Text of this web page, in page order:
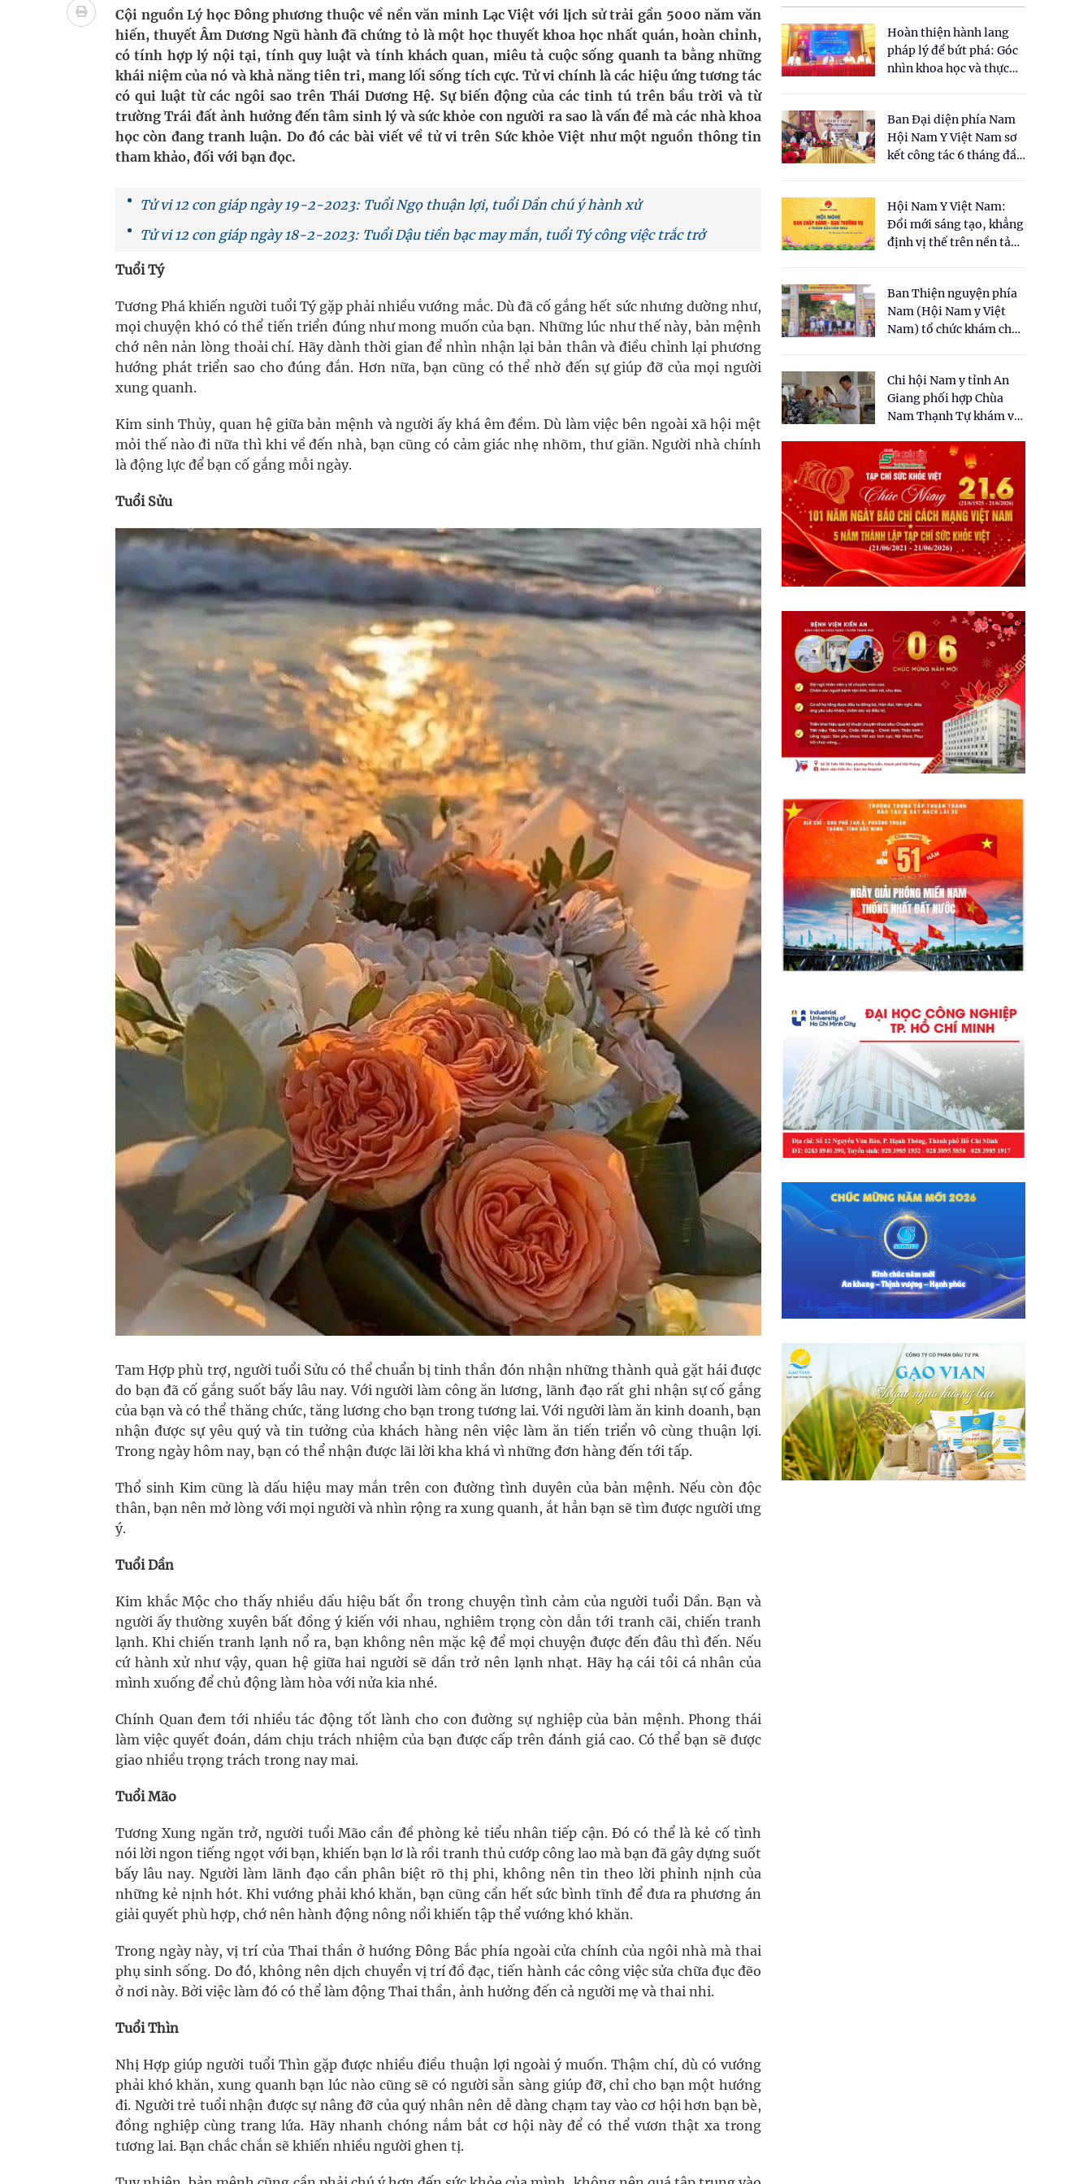
cầu
Ung thư thận: Nguy hiểm vì tiến triển quá âm thầm
Nhiều chuỗi hoạt động lớn được diễn ra tại Lễ hội sầu riêng 2026
Tiếp tục rà soát, triển khai các nhiệm vụ trong lĩnh vực cấp cứu, điều trị đột quỵ
Súp lơ xanh mang đến hy vọng mới trong phòng ngừa ung thư
Quan Bằng Chứng Dược Lý Và Cơ Chế Phân Tử
Cội nguồn Lý học Đông phương thuộc về nền văn minh Lạc Việt với lịch sử trải gần 5000 năm văn
hiến, thuyết Âm Dương Ngũ hành đã chứng tỏ là một học thuyết khoa học nhất quán, hoàn chỉnh,
có tính hợp lý nội tại, tính quy luật và tính khách quan, miêu tả cuộc sống quanh ta bằng những
khái niệm của nó và khả năng tiên tri, mang lối sống tích cực. Tử vi chính là các hiệu ứng tương tác
có qui luật từ các ngôi sao trên Thái Dương Hệ. Sự biến động của các tinh tú trên bầu trời và từ
trường Trái đất ảnh hưởng đến tâm sinh lý và sức khỏe con người ra sao là vấn đề mà các nhà khoa
học còn đang tranh luận. Do đó các bài viết về tử vi trên Sức khỏe Việt như một nguồn thông tin
tham khảo, đối với bạn đọc.
Tử vi 12 con giáp ngày 19-2-2023: Tuổi Ngọ thuận lợi, tuổi Dần chú ý hành xử
Tử vi 12 con giáp ngày 18-2-2023: Tuổi Dậu tiền bạc may mắn, tuổi Tý công việc trắc trở
Tuổi Tý
Tương Phá khiến người tuổi Tý gặp phải nhiều vướng mắc. Dù đã cố gắng hết sức nhưng dường như,
mọi chuyện khó có thể tiến triển đúng như mong muốn của bạn. Những lúc như thế này, bản mệnh
chớ nên nản lòng thoải chí. Hãy dành thời gian để nhìn nhận lại bản thân và điều chỉnh lại phương
hướng phát triển sao cho đúng đắn. Hơn nữa, bạn cũng có thể nhờ đến sự giúp đỡ của mọi người
xung quanh.
Kim sinh Thủy, quan hệ giữa bản mệnh và người ấy khá êm đềm. Dù làm việc bên ngoài xã hội mệt
mỏi thế nào đi nữa thì khi về đến nhà, bạn cũng có cảm giác nhẹ nhõm, thư giãn. Người nhà chính
là động lực để bạn cố gắng mỗi ngày.
Tuổi Sửu
Tam Hợp phù trợ, người tuổi Sửu có thể chuẩn bị tinh thần đón nhận những thành quả gặt hái được
do bạn đã cố gắng suốt bấy lâu nay. Với người làm công ăn lương, lãnh đạo rất ghi nhận sự cố gắng
của bạn và có thể thăng chức, tăng lương cho bạn trong tương lai. Với người làm ăn kinh doanh, bạn
nhận được sự yêu quý và tin tưởng của khách hàng nên việc làm ăn tiến triển vô cùng thuận lợi.
Trong ngày hôm nay, bạn có thể nhận được lãi lời kha khá vì những đơn hàng đến tới tấp.
Thổ sinh Kim cũng là dấu hiệu may mắn trên con đường tình duyên của bản mệnh. Nếu còn độc
thân, bạn nên mở lòng với mọi người và nhìn rộng ra xung quanh, ắt hẳn bạn sẽ tìm được người ưng
ý.
Tuổi Dần
Kim khắc Mộc cho thấy nhiều dấu hiệu bất ổn trong chuyện tình cảm của người tuổi Dần. Bạn và
người ấy thường xuyên bất đồng ý kiến với nhau, nghiêm trọng còn dẫn tới tranh cãi, chiến tranh
lạnh. Khi chiến tranh lạnh nổ ra, bạn không nên mặc kệ để mọi chuyện được đến đâu thì đến. Nếu
cứ hành xử như vậy, quan hệ giữa hai người sẽ dần trở nên lạnh nhạt. Hãy hạ cái tôi cá nhân của
mình xuống để chủ động làm hòa với nửa kia nhé.
Chính Quan đem tới nhiều tác động tốt lành cho con đường sự nghiệp của bản mệnh. Phong thái
làm việc quyết đoán, dám chịu trách nhiệm của bạn được cấp trên đánh giá cao. Có thể bạn sẽ được
giao nhiều trọng trách trong nay mai.
Tuổi Mão
Tương Xung ngăn trở, người tuổi Mão cần đề phòng kẻ tiểu nhân tiếp cận. Đó có thể là kẻ cố tình
nói lời ngon tiếng ngọt với bạn, khiến bạn lơ là rồi tranh thủ cướp công lao mà bạn đã gây dựng suốt
bấy lâu nay. Người làm lãnh đạo cần phân biệt rõ thị phi, không nên tin theo lời phỉnh nịnh của
những kẻ nịnh hót. Khi vướng phải khó khăn, bạn cũng cần hết sức bình tĩnh để đưa ra phương án
giải quyết phù hợp, chớ nên hành động nông nổi khiến tập thể vướng khó khăn.
Trong ngày này, vị trí của Thai thần ở hướng Đông Bắc phía ngoài cửa chính của ngôi nhà mà thai
phụ sinh sống. Do đó, không nên dịch chuyển vị trí đồ đạc, tiến hành các công việc sửa chữa đục đẽo
ở nơi này. Bởi việc làm đó có thể làm động Thai thần, ảnh hưởng đến cả người mẹ và thai nhi.
Tuổi Thìn
Nhị Hợp giúp người tuổi Thìn gặp được nhiều điều thuận lợi ngoài ý muốn. Thậm chí, dù có vướng
phải khó khăn, xung quanh bạn lúc nào cũng sẽ có người sẵn sàng giúp đỡ, chỉ cho bạn một hướng
đi. Người trẻ tuổi nhận được sự nâng đỡ của quý nhân nên dễ dàng chạm tay vào cơ hội hơn bạn bè,
đồng nghiệp cùng trang lứa. Hãy nhanh chóng nắm bắt cơ hội này để có thể vươn thật xa trong
tương lai. Bạn chắc chắn sẽ khiến nhiều người ghen tị.
Hoàn thiện hành lang
pháp lý để bứt phá: Góc
nhìn khoa học và thực
cho Luật Y dược cổ
truyền Việt Nam"
Ban Đại diện phía Nam
Hội Nam Y Việt Nam sơ
kết công tác 6 tháng đầu
Hội Nam Y Việt Nam:
Đổi mới sáng tạo, khẳng
định vị thế trên nền tảng
Ban Thiện nguyện phía
Nam (Hội Nam y Việt
Nam) tổ chức khám chữa
dân tại xã Tân Tập
Chi hội Nam y tỉnh An
Giang phối hợp Chùa
Nam Thạnh Tự khám và
nhân dân